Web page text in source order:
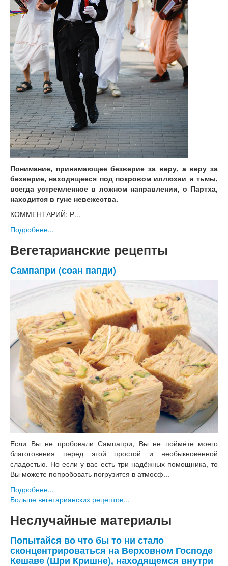
Понимание, принимающее безверие за веру, а веру за
безверие, находящееся под покровом иллюзии и тьмы,
всегда устремленное в ложном направлении, о Партха,
находится в гуне невежества.
КОММЕНТАРИЙ: Р...
Подробнее...
Вегетарианские рецепты
Сампапри (соан папди)
Если Вы не пробовали Сампапри, Вы не поймёте моего
благоговения перед этой простой и необыкновенной
сладостью. Но если у вас есть три надёжных помощника, то
Вы можете попробовать погрузится в атмосф...
Подробнее...
Больше вегетарианских рецептов...
Неслучайные материалы
Попытайся во что бы то ни стало
сконцентрироваться на Верховном Господе
Кешаве (Шри Кришне), находящемся внутри